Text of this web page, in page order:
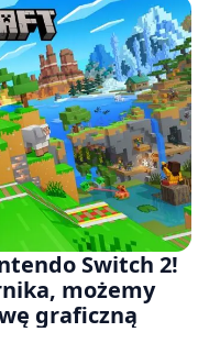
Switch 2!
możemy
graficzną